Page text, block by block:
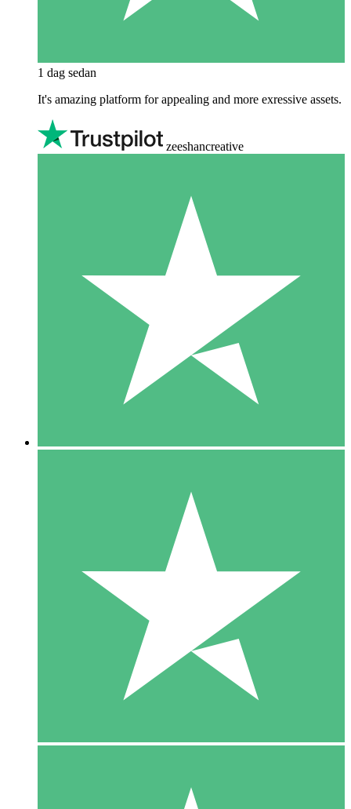
1 dag sedan
It's amazing platform for appealing and more exressive assets.
zeeshancreative